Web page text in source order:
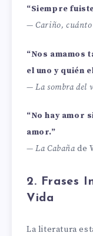
“Siempre
—Cariño,
“Nos amamos
el uno y quién
—La sombra del
“No hay amor
amor.”
—La Cabañade
2. Frases
Vida
La literatura